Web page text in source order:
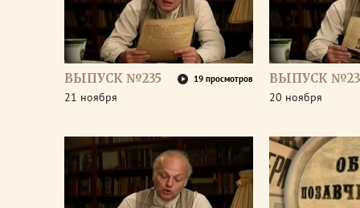
ВЫПУСК №235 19 просмотров
21 ноября
ВЫПУСК
20 ноября